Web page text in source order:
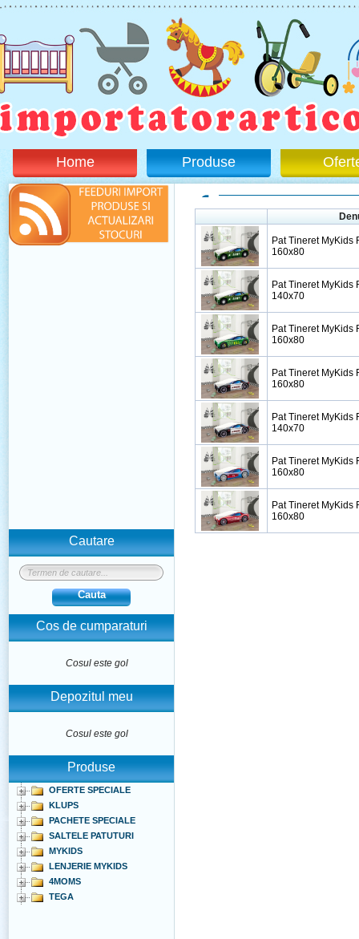
Home Produse
Cautare
Cauta
Cos de cumparaturi
Cosul este gol
Depozitul meu
Cosul este gol
Produse
OFERTE SPECIALE
KLUPS
PACHETE SPECIALE
SALTELE PATUTURI
MYKIDS
LENJERIE MYKIDS
4MOMS
TEGA
Pat Tineret MyKids
160x80
Pat Tineret MyKids
140x70
Pat Tineret MyKids
160x80
Pat Tineret MyKids
160x80
Pat Tineret MyKids
140x70
Pat Tineret MyKids
160x80
Pat Tineret MyKids
160x80